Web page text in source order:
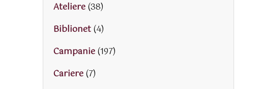
Ateliere(38)
Biblionet(4)
Campanie(197)
Cariere(7)